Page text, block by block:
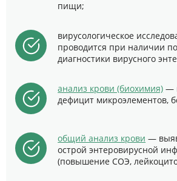
пищи;
вирусологическое
проводится при наличии
диагностики вирусного
анализ крови (биохимия) —
дефицит микроэлементов,
общий анализ крови —
острой энтеровирусной
(повышение СОЭ,